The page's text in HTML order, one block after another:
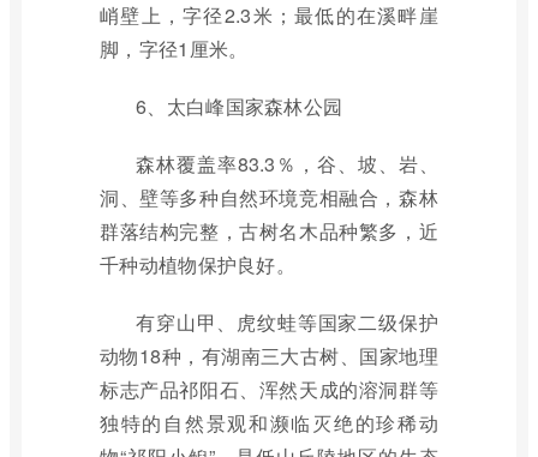
峭壁上，字径2.3米；最低的在溪畔崖
脚，字径1厘米。
6、太白峰国家森林公园
森林覆盖率83.3％，谷、坡、岩、
洞、壁等多种自然环境竞相融合，森林
群落结构完整，古树名木品种繁多，近
千种动植物保护良好。
有穿山甲、虎纹蛙等国家二级保护
动物18种，有湖南三大古树、国家地理
标志产品祁阳石、浑然天成的溶洞群等
独特的自然景观和濒临灭绝的珍稀动